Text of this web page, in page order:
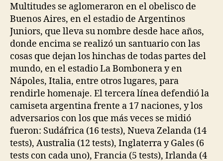
Multitudes se aglomeraron en el obelisco de
Buenos Aires, en el estadio de Argentinos
Juniors, que lleva su nombre desde hace años,
donde encima se realizó un santuario con las
cosas que dejan los hinchas de todas partes del
mundo, en el estadio La Bombonera y en
Nápoles, Italia, entre otros lugares, para
rendirle homenaje. El tercera línea defendió la
camiseta argentina frente a 17 naciones, y los
adversarios con los que más veces se midió
fueron: Sudáfrica (16 tests), Nueva Zelanda (14
tests), Australia (12 tests), Inglaterra y Gales (6
tests con cada uno), Francia (5 tests), Irlanda (4